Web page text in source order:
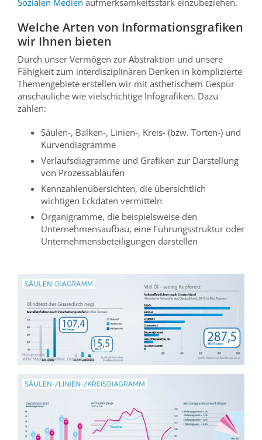
Welche Arten von Informationsgrafiken
wir Ihnen bieten
Durch unser Vermögen zur Abstraktion und unsere
Fähigkeit zum interdisziplinären Denken in komplizierte
Themengebiete erstellen wir mit ästhetischem Gespür
anschauliche wie vielschichtige Infografiken. Dazu
zählen:
Säulen-, Balken-, Linien-, Kreis- (bzw. Torten-) und
Kurvendiagramme
Verlaufsdiagramme und Grafiken zur Darstellung
von Prozessabläufen
Kennzahlenübersichten, die übersichtlich
wichtigen Eckdaten vermitteln
Organigramme, die beispielsweise den
Unternehmensaufbau, eine Führungsstruktur oder
Unternehmensbeteiligungen darstellen